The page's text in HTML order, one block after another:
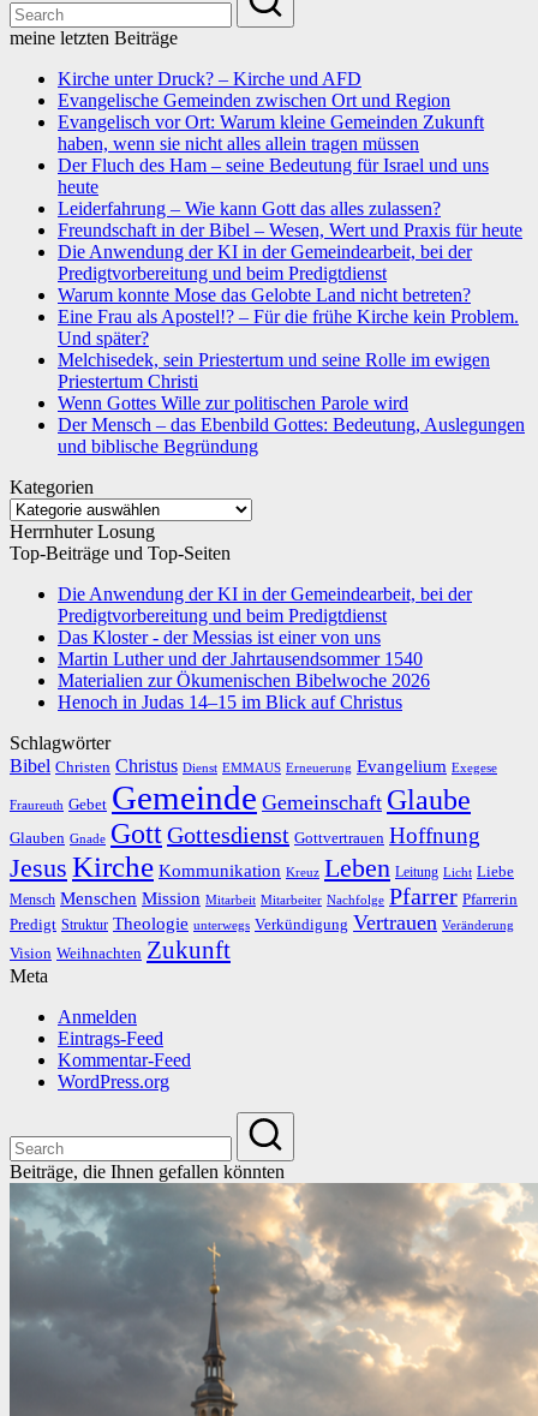
meine letzten Beiträge
Kirche unter Druck? – Kirche und AFD
Evangelische Gemeinden zwischen Ort und Region
Evangelisch vor Ort: Warum kleine Gemeinden Zukunft
haben, wenn sie nicht alles allein tragen müssen
Der Fluch des Ham – seine Bedeutung für Israel und uns
heute
Leiderfahrung – Wie kann Gott das alles zulassen?
Freundschaft in der Bibel – Wesen, Wert und Praxis für heute
Die Anwendung der KI in der Gemeindearbeit, bei der
Predigtvorbereitung und beim Predigtdienst
Warum konnte Mose das Gelobte Land nicht betreten?
Eine Frau als Apostel!? – Für die frühe Kirche kein Problem.
Und später?
Melchisedek, sein Priestertum und seine Rolle im ewigen
Priestertum Christi
Wenn Gottes Wille zur politischen Parole wird
Der Mensch – das Ebenbild Gottes: Bedeutung, Auslegungen
und biblische Begründung
Kategorien
Kategorien
Herrnhuter Losung
Top-Beiträge und Top-Seiten
Die Anwendung der KI in der Gemeindearbeit, bei der
Predigtvorbereitung und beim Predigtdienst
Das Kloster - der Messias ist einer von uns
Martin Luther und der Jahrtausendsommer 1540
Materialien zur Ökumenischen Bibelwoche 2026
Henoch in Judas 14–15 im Blick auf Christus
Schlagwörter
Bibel Christen Christus Dienst EMMAUS Erneuerung Evangelium Exegese
Fraureuth Gebet Gemeinde Gemeinschaft Glaube
Glauben Gnade GottGottesdienst Gottvertrauen Hoffnung
Jesus Kirche Kommunikation Kreuz Leben Leitung Licht Liebe
Mensch Menschen Mission Mitarbeit Mitarbeiter Nachfolge Pfarrer Pfarrerin
Predigt Struktur Theologie unterwegs Verkündigung Vertrauen Veränderung
Vision Weihnachten Zukunft
Meta
Anmelden
Eintrags-Feed
Kommentar-Feed
WordPress.org
Beiträge, die Ihnen gefallen könnten